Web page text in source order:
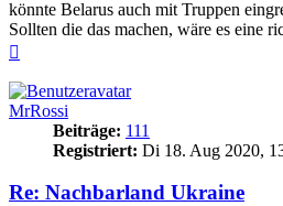
könnte Belarus auch mit Truppen
Sollten die das machen, wäre es eine
MrRossi
Beiträge: 111
Registriert: Di 18. Aug 2020,
Re: Nachbarland Ukraine